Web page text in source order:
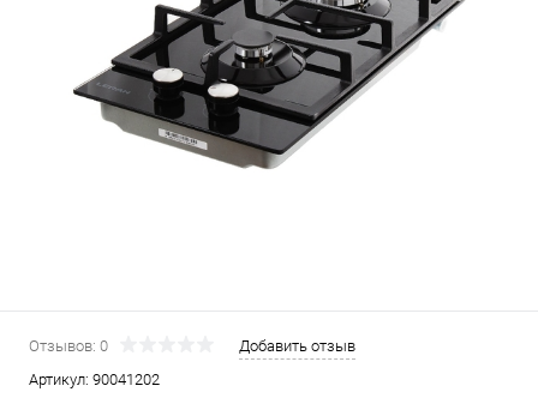
Отзывов: 0
Добавить отзыв
Артикул: 90041202